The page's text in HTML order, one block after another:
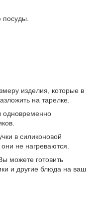
изделия, которые в
на тарелке.
одновременно
в силиконовой
не нагреваются.
можете готовить
и другие блюда на ваш